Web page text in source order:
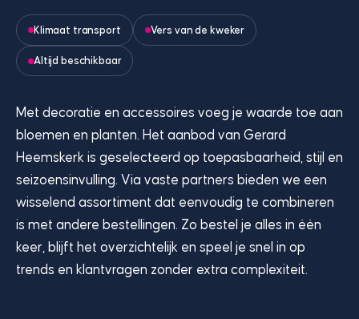
Klimaat transport Vers van de kweker
Altijd beschikbaar
Met decoratie en accessoires voeg je waarde toe aan
bloemen en planten. Het aanbod van Gerard
Heemskerk is geselecteerd op toepasbaarheid, stijl en
seizoensinvulling. Via vaste partners bieden we een
wisselend assortiment dat eenvoudig te combineren
is met andere bestellingen. Zo bestel je alles in één
keer, blijft het overzichtelijk en speel je snel in op
trends en klantvragen zonder extra complexiteit.